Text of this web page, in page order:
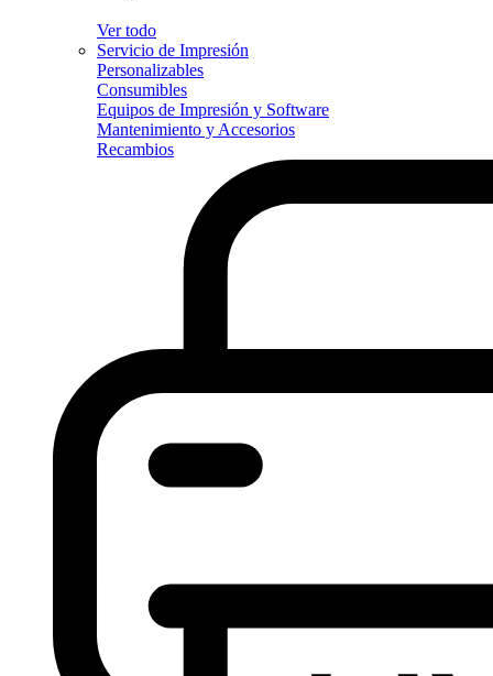
Ver todo
Servicio de Impresión
Personalizables
Consumibles
Equipos de Impresión y Software
Mantenimiento y Accesorios
Recambios